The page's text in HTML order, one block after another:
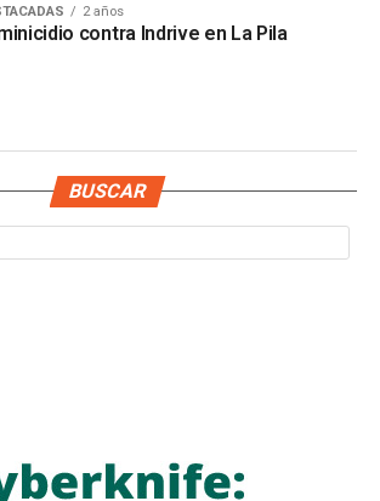
2 años
contra Indrive en La Pila
BUSCAR